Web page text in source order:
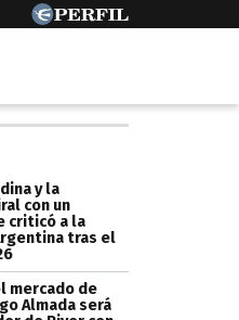
y la
con un
criticó a la
tras el
mercado de
Almada será